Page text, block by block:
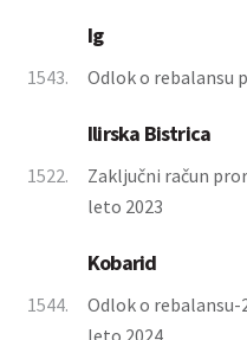
Ig
1543. Odlok o rebalansu
Ilirska Bistrica
1522.
Zaključni račun
leto 2023
Kobarid
1544.
Odlok o rebalansu-
leto 2024